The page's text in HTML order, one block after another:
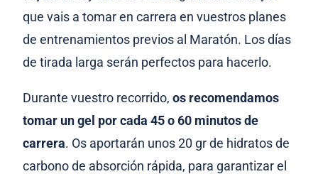
que vais a tomar en carrera en vuestros planes
de entrenamientos previos al Maratón. Los días
de tirada larga serán perfectos para hacerlo.
Durante vuestro recorrido,os recomendamos
tomar un gel por cada 45 o 60 minutos de
carrera. Os aportarán unos 20 gr de hidratos de
carbono de absorción rápida, para garantizar el